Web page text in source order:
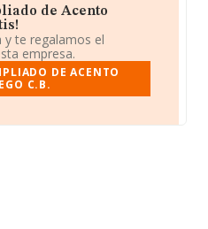
de Acento
y te regalamos el
empresa.
DE ACENTO
C.B.